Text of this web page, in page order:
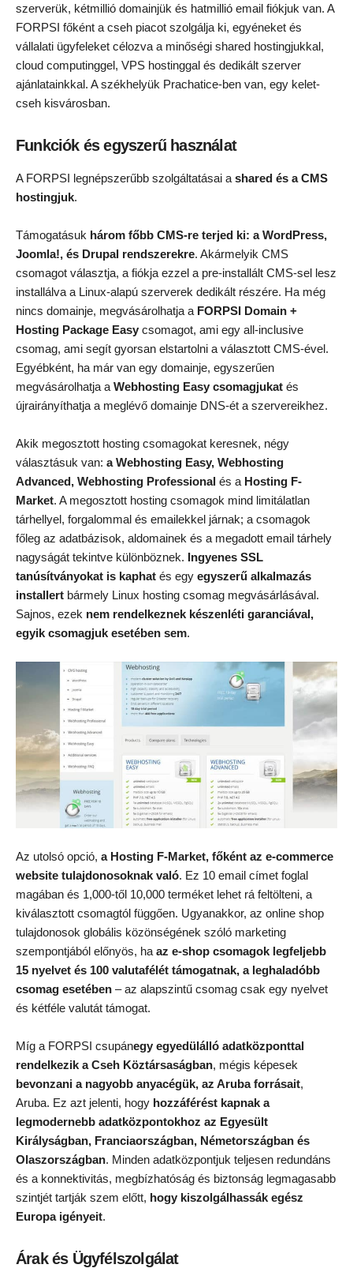
szerverük, kétmillió domainjük és hatmillió email fiókjuk van. A
FORPSI főként a cseh piacot szolgálja ki, egyéneket és
vállalati ügyfeleket célozva a minőségi shared hostingjukkal,
cloud computinggel, VPS hostinggal és dedikált szerver
ajánlatainkkal. A székhelyük Prachatice-ben van, egy kelet-
cseh kisvárosban.
Funkciók és egyszerű használat
A FORPSI legnépszerűbb szolgáltatásai a shared és a CMS
hostingjuk.
Támogatásuk három főbb CMS-re terjed ki: a WordPress,
Joomla!, és Drupal rendszerekre. Akármelyik CMS
csomagot választja, a fiókja ezzel a pre-installált CMS-sel lesz
installálva a Linux-alapú szerverek dedikált részére. Ha még
nincs domainje, megvásárolhatja a FORPSI Domain +
Hosting Package Easy csomagot, ami egy all-inclusive
csomag, ami segít gyorsan elstartolni a választott CMS-ével.
Egyébként, ha már van egy domainje, egyszerűen
megvásárolhatja a Webhosting Easy csomagjukat és
újrairányíthatja a meglévő domainje DNS-ét a szervereikhez.
Akik megosztott hosting csomagokat keresnek, négy
választásuk van: a Webhosting Easy, Webhosting
Advanced, Webhosting Professional és a Hosting F-
Market. A megosztott hosting csomagok mind limitálatlan
tárhellyel, forgalommal és emailekkel járnak; a csomagok
főleg az adatbázisok, aldomainek és a megadott email tárhely
nagyságát tekintve különböznek. Ingyenes SSL
tanúsítványokat is kaphat és egy egyszerű alkalmazás
installert bármely Linux hosting csomag megvásárlásával.
Sajnos, ezek nem rendelkeznek készenléti garanciával,
egyik csomagjuk esetében sem.
Az utolsó opció, a Hosting F-Market, főként az e-commerce
website tulajdonosoknak való. Ez 10 email címet foglal
magában és 1,000-től 10,000 terméket lehet rá feltölteni, a
kiválasztott csomagtól függően. Ugyanakkor, az online shop
tulajdonosok globális közönségének szóló marketing
szempontjából előnyös, ha az e-shop csomagok legfeljebb
15 nyelvet és 100 valutafélét támogatnak, a leghaladóbb
csomag esetében – az alapszintű csomag csak egy nyelvet
és kétféle valutát támogat.
Míg a FORPSI csupánegy egyedülálló adatközponttal
rendelkezik a Cseh Köztársaságban, mégis képesek
bevonzani a nagyobb anyacégük, az Aruba forrásait,
Aruba. Ez azt jelenti, hogy hozzáférést kapnak a
legmodernebb adatközpontokhoz az Egyesült
Királyságban, Franciaországban, Németországban és
Olaszországban. Minden adatközpontjuk teljesen redundáns
és a konnektivitás, megbízhatóság és biztonság legmagasabb
szintjét tartják szem előtt, hogy kiszolgálhassák egész
Europa igényeit.
Árak és Ügyfélszolgálat